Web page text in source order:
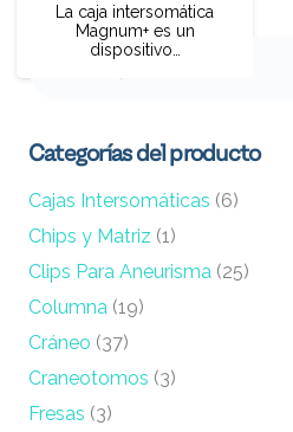
La caja intersomática
Magnum+ es un
dispositivo…
por:
Categorías del producto
Cajas Intersomáticas (6)
Chips y Matriz (1)
Clips Para Aneurisma (25)
Columna (19)
Cráneo (37)
Craneotomos (3)
Fresas (3)